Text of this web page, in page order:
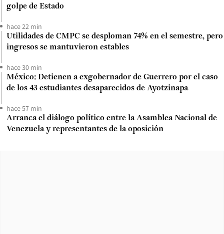
golpe de Estado
hace 22 min
Utilidades de CMPC se desploman 74% en el semestre, pero
ingresos se mantuvieron estables
hace 30 min
México: Detienen a exgobernador de Guerrero por el caso
de los 43 estudiantes desaparecidos de Ayotzinapa
hace 57 min
Arranca el diálogo político entre la Asamblea Nacional de
Venezuela y representantes de la oposición